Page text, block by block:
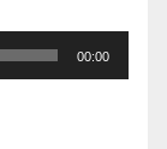
00:00